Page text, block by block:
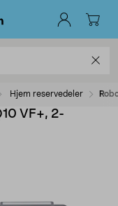
Hjem reservedeler
VF+, 2-